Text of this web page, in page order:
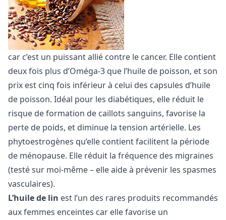
car c’est un puissant allié contre le cancer. Elle contient
deux fois plus d’Oméga-3 que l’huile de poisson, et son
prix est cinq fois inférieur à celui des capsules d’huile
de poisson. Idéal pour les diabétiques, elle réduit le
risque de formation de caillots sanguins, favorise la
perte de poids, et diminue la tension artérielle. Les
phytoestrogènes qu’elle contient facilitent la période
de ménopause. Elle réduit la fréquence des migraines
(testé sur moi-même – elle aide à prévenir les spasmes
vasculaires).
L’huile de lin est l’un des rares produits recommandés
aux femmes enceintes car elle favorise un